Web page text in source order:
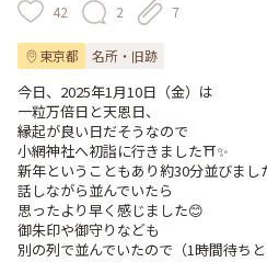
42 2 7
東京都 名所・旧跡
今日、2025年1月10日（金）は
一粒万倍日と天恩日、
縁起が良い日だそうなので
小網神社へ初詣に行きました⛩️✨
新年ということもあり約30分並びまし
話しながら並んでいたら
思ったより早く感じました😊
御朱印や御守りなども
別の列で並んでいたので（1時間待ちと